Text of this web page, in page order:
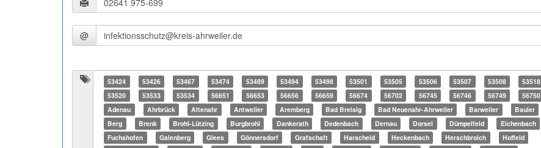
@
53424 53426 53467 53474 53489 53494 53498 53501 53505 53506 53507 53508
53518
53520
53533 53534 56651 56653 56656 56659 56674 56702 56745 56746 56749
56750
Adenau
Ahrbrück Altenahr Antweiler Aremberg Bad Breisig Bad Neuenahr-Ahrweiler Barweiler
Bauler
Berg
Brenk Brohl-Lützing Burgbrohl Dankerath Dedenbach Dernau Dorsel Dümpelfeld
Eichenbach
Fuchshofen
Galenberg Glees Gönnersdorf Grafschaft Harscheid Heckenbach Herschbroich
Hoffeld